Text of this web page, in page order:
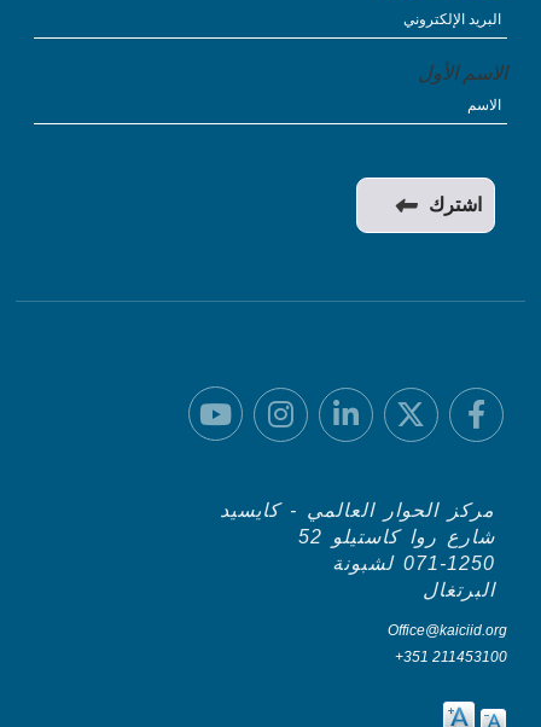
الاسم الأول
مركز الحوار العالمي - كايسيد
شارع روا كاستيلو 52
071-1250 لشبونة
البرتغال
Office@kaiciid.org
+351 211453100